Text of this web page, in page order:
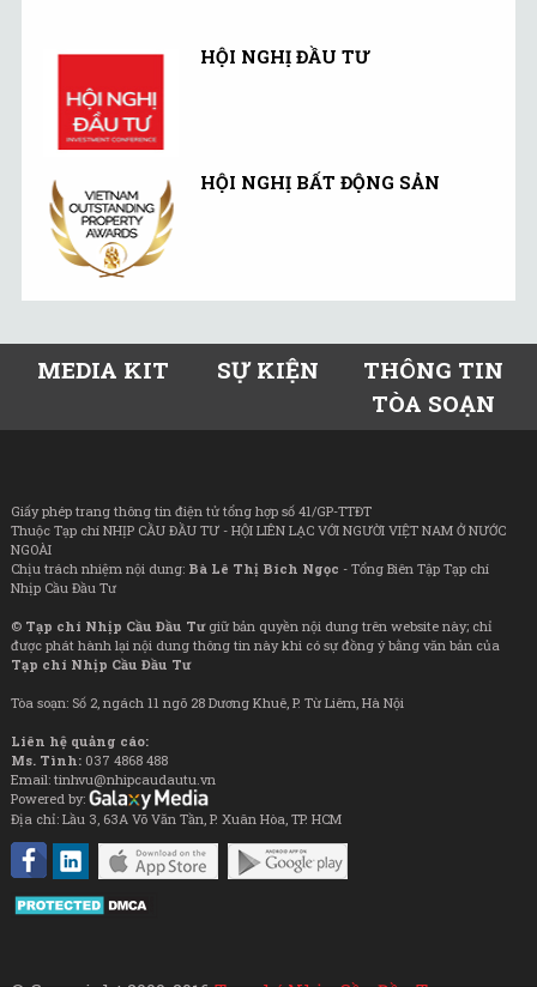
HỘI NGHỊ ĐẦU TƯ
HỘI NGHỊ BẤT ĐỘNG SẢN
MEDIA KIT SỰ KIỆN
THÔNG TIN
TÒA SOẠN
Giấy phép trang thông tin điện tử tổng hợp số 41/GP-TTĐT
Thuộc Tạp chí NHỊP CẦU ĐẦU TƯ - HỘI LIÊN LẠC VỚI NGƯỜI VIỆT NAM Ở NƯỚC
NGOÀI
Chịu trách nhiệm nội dung: Bà Lê Thị Bích Ngọc - Tổng Biên Tập Tạp chí
Nhịp Cầu Đầu Tư
© Tạp chí Nhịp Cầu Đầu Tưgiữ bản quyền nội dung trên website này; chỉ
được phát hành lại nội dung thông tin này khi có sự đồng ý bằng văn bản của
Tạp chí Nhịp Cầu Đầu Tư
Tòa soạn: Số 2, ngách 11 ngõ 28 Dương Khuê, P. Từ Liêm, Hà Nội
Liên hệ quảng cáo:
Ms. Tình: 037 4868 488
Email: tinhvu@nhipcaudautu.vn
Powered by:
Địa chỉ: Lầu 3, 63A Võ Văn Tần, P. Xuân Hòa, TP. HCM